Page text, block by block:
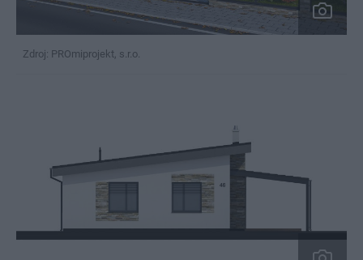
Zdroj: PROmiprojekt, s.r.o.